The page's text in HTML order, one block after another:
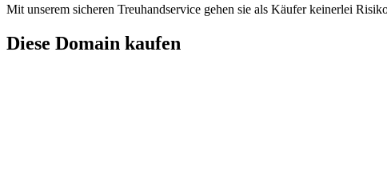
Mit unserem sicheren Treuhandservice gehen sie als Käufer keinerlei
Diese Domain kaufen